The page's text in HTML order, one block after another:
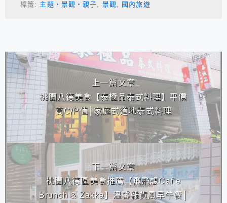
標籤: 主題‧景觀‧親子, 景觀, 國內旅遊
相連文章
上一篇文章
桃園八德美食【泰極品泰式料理】平價
高C/P值│家庭式道地泰式料理
下一篇文章
桃園八德區美食推薦【飛飛想Caf’e
Brunch & Zakka】溫馨雜貨風早午餐│